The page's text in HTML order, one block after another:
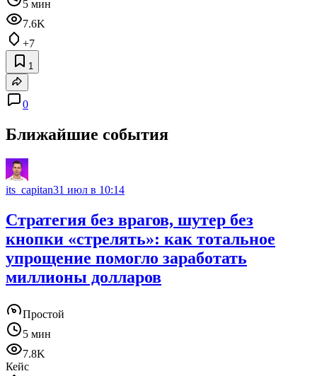
5 мин
7.6K
+7
1
0
Ближайшие события
its_capitan31 июл в 10:14
Стратегия без врагов, шутер без
кнопки «стрелять»: как тотальное
упрощение помогло заработать
миллионы долларов
Простой
5 мин
7.8K
Кейс